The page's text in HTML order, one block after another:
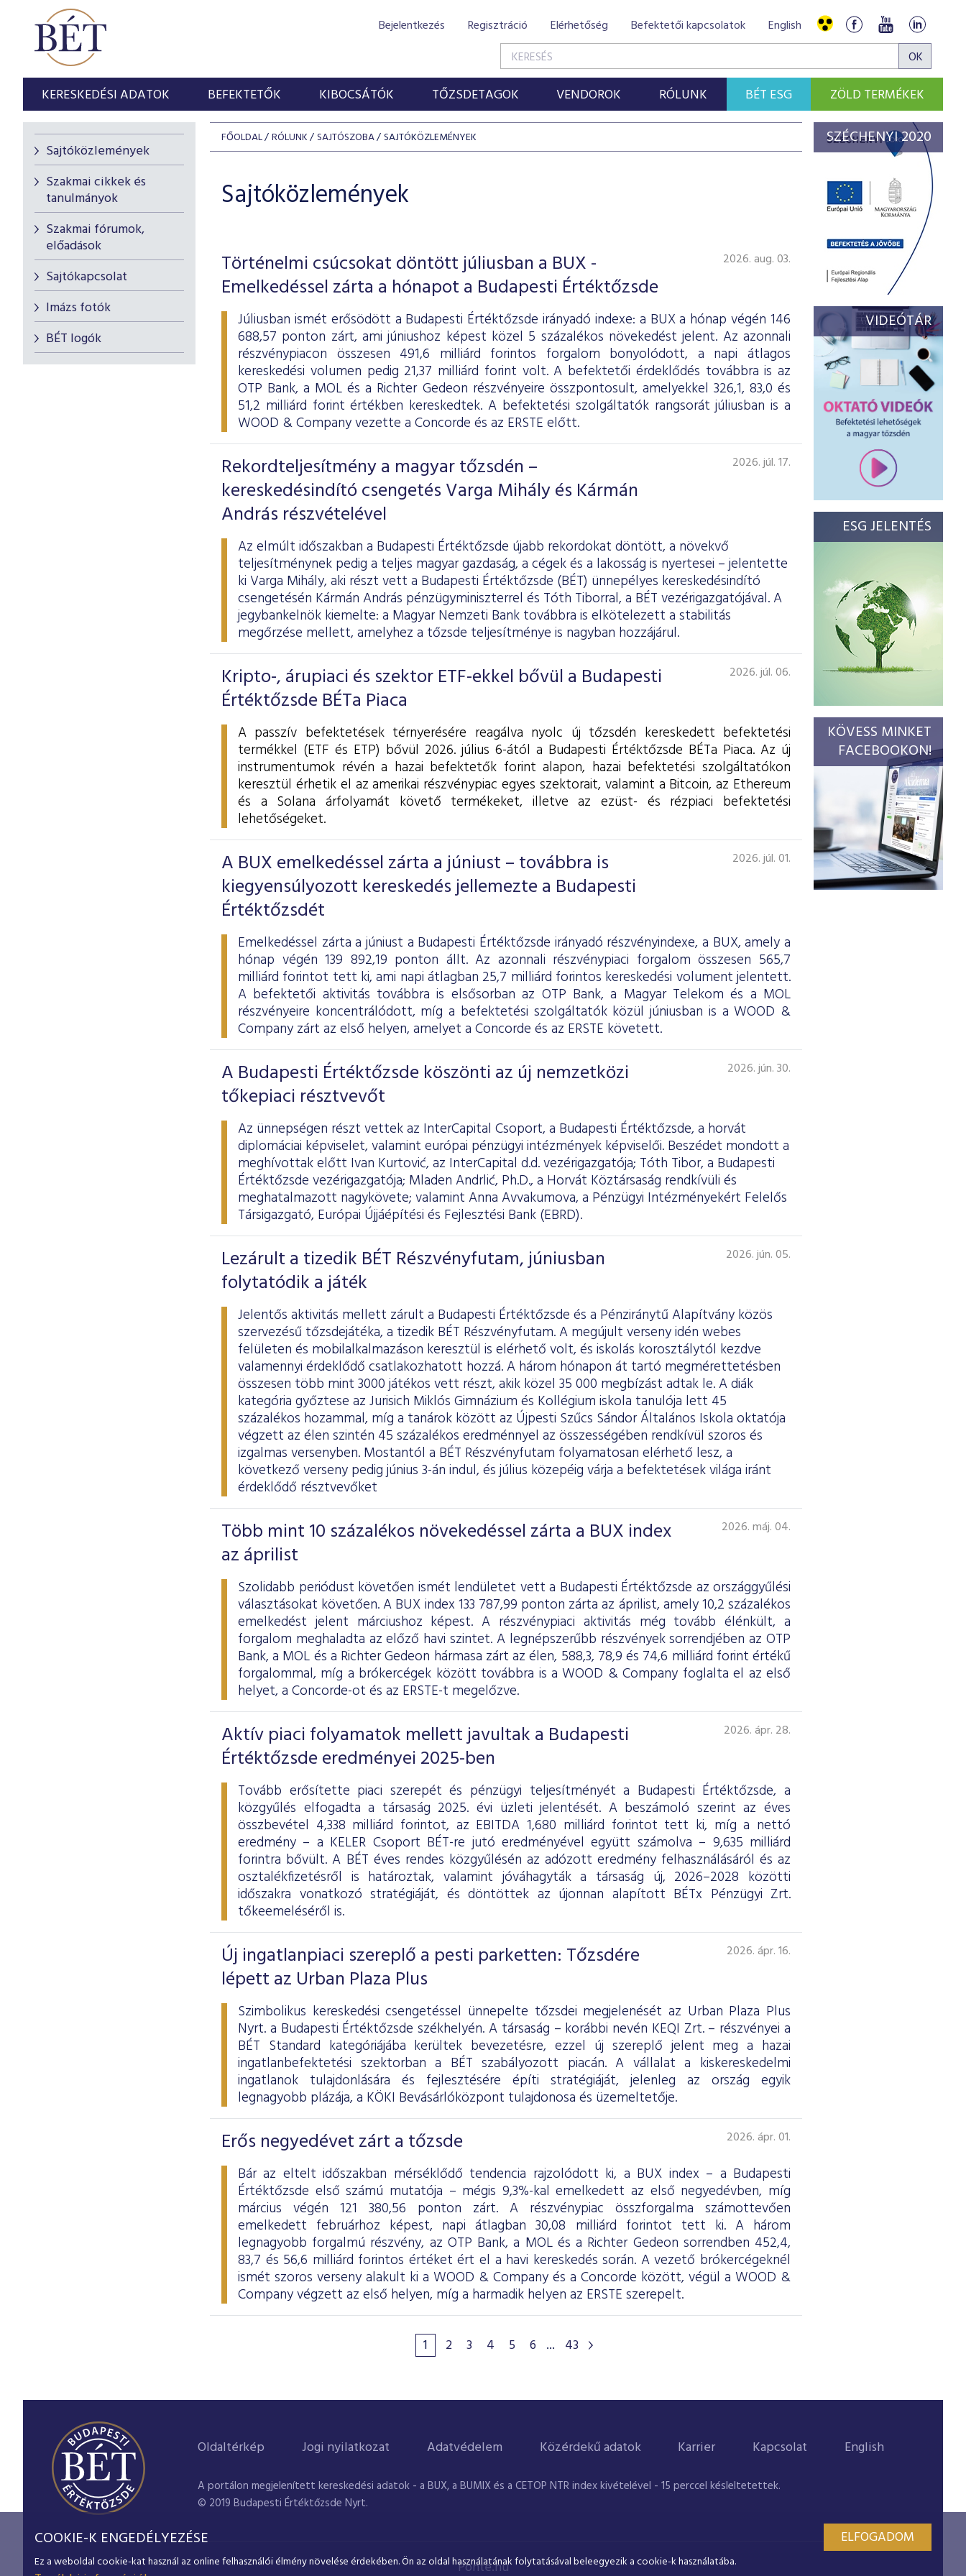
Bejelentkezés Regisztráció Elérhetőség Befektetői kapcsolatok English
KERESKEDÉSI ADATOK BEFEKTETŐK KIBOCSÁTÓK TŐZSDETAGOK VENDOROK RÓLUNK BÉT ESG ZÖLD TERMÉKEK
Sajtóközlemények
Szakmai cikkek és
tanulmányok
Szakmai fórumok,
előadások
Sajtókapcsolat
Imázs fotók
BÉT logók
FŐOLDAL RÓLUNK SAJTÓSZOBA SAJTÓKÖZLEMÉNYEK
Sajtóközlemények
Történelmi csúcsokat döntött júliusban a BUX -
Emelkedéssel zárta a hónapot a Budapesti Értéktőzsde
2026. aug. 03.
Júliusban ismét erősödött a Budapesti Értéktőzsde irányadó indexe: a BUX a hónap végén 146
688,57 ponton zárt, ami júniushoz képest közel 5 százalékos növekedést jelent. Az azonnali
részvénypiacon összesen 491,6 milliárd forintos forgalom bonyolódott, a napi átlagos
kereskedési volumen pedig 21,37 milliárd forint volt. A befektetői érdeklődés továbbra is az
OTP Bank, a MOL és a Richter Gedeon részvényeire összpontosult, amelyekkel 326,1, 83,0 és
51,2 milliárd forint értékben kereskedtek. A befektetési szolgáltatók rangsorát júliusban is a
WOOD & Company vezette a Concorde és az ERSTE előtt.
Rekordteljesítmény a magyar tőzsdén –
kereskedésindító csengetés Varga Mihály és Kármán
András részvételével
2026. júl. 17.
Az elmúlt időszakban a Budapesti Értéktőzsde újabb rekordokat döntött, a növekvő
teljesítménynek pedig a teljes magyar gazdaság, a cégek és a lakosság is nyertesei – jelentette
ki Varga Mihály, aki részt vett a Budapesti Értéktőzsde (BÉT) ünnepélyes kereskedésindító
csengetésén Kármán András pénzügyminiszterrel és Tóth Tiborral, a BÉT vezérigazgatójával. A
jegybankelnök kiemelte: a Magyar Nemzeti Bank továbbra is elkötelezett a stabilitás
megőrzése mellett, amelyhez a tőzsde teljesítménye is nagyban hozzájárul.
Kripto-, árupiaci és szektor ETF-ekkel bővül a Budapesti
Értéktőzsde BÉTa Piaca
2026. júl. 06.
A passzív befektetések térnyerésére reagálva nyolc új tőzsdén kereskedett befektetési
termékkel (ETF és ETP) bővül 2026. július 6-ától a Budapesti Értéktőzsde BÉTa Piaca. Az új
instrumentumok révén a hazai befektetők forint alapon, hazai befektetési szolgáltatókon
keresztül érhetik el az amerikai részvénypiac egyes szektorait, valamint a Bitcoin, az Ethereum
és a Solana árfolyamát követő termékeket, illetve az ezüst- és rézpiaci befektetési
lehetőségeket.
A BUX emelkedéssel zárta a júniust – továbbra is
kiegyensúlyozott kereskedés jellemezte a Budapesti
Értéktőzsdét
2026. júl. 01.
Emelkedéssel zárta a júniust a Budapesti Értéktőzsde irányadó részvényindexe, a BUX, amely a
hónap végén 139 892,19 ponton állt. Az azonnali részvénypiaci forgalom összesen 565,7
milliárd forintot tett ki, ami napi átlagban 25,7 milliárd forintos kereskedési volument jelentett.
A befektetői aktivitás továbbra is elsősorban az OTP Bank, a Magyar Telekom és a MOL
részvényeire koncentrálódott, míg a befektetési szolgáltatók közül júniusban is a WOOD &
Company zárt az első helyen, amelyet a Concorde és az ERSTE követett.
A Budapesti Értéktőzsde köszönti az új nemzetközi
tőkepiaci résztvevőt
2026. jún. 30.
Az ünnepségen részt vettek az InterCapital Csoport, a Budapesti Értéktőzsde, a horvát
diplomáciai képviselet, valamint európai pénzügyi intézmények képviselői. Beszédet mondott a
meghívottak előtt Ivan Kurtović, az InterCapital d.d. vezérigazgatója; Tóth Tibor, a Budapesti
Értéktőzsde vezérigazgatója; Mladen Andrlić, Ph.D., a Horvát Köztársaság rendkívüli és
meghatalmazott nagykövete; valamint Anna Avvakumova, a Pénzügyi Intézményekért Felelős
Társigazgató, Európai Újjáépítési és Fejlesztési Bank (EBRD).
Lezárult a tizedik BÉT Részvényfutam, júniusban
folytatódik a játék
2026. jún. 05.
Jelentős aktivitás mellett zárult a Budapesti Értéktőzsde és a Pénziránytű Alapítvány közös
szervezésű tőzsdejátéka, a tizedik BÉT Részvényfutam. A megújult verseny idén webes
felületen és mobilalkalmazáson keresztül is elérhető volt, és iskolás korosztálytól kezdve
valamennyi érdeklődő csatlakozhatott hozzá. A három hónapon át tartó megmérettetésben
összesen több mint 3000 játékos vett részt, akik közel 35 000 megbízást adtak le. A diák
kategória győztese az Jurisich Miklós Gimnázium és Kollégium iskola tanulója lett 45
százalékos hozammal, míg a tanárok között az Újpesti Szűcs Sándor Általános Iskola oktatója
végzett az élen szintén 45 százalékos eredménnyel az összességében rendkívül szoros és
izgalmas versenyben. Mostantól a BÉT Részvényfutam folyamatosan elérhető lesz, a
következő verseny pedig június 3-án indul, és július közepéig várja a befektetések világa iránt
érdeklődő résztvevőket
Több mint 10 százalékos növekedéssel zárta a BUX index
az áprilist
2026. máj. 04.
Szolidabb periódust követően ismét lendületet vett a Budapesti Értéktőzsde az országgyűlési
választásokat követően. A BUX index 133 787,99 ponton zárta az áprilist, amely 10,2 százalékos
emelkedést jelent márciushoz képest. A részvénypiaci aktivitás még tovább élénkült, a
forgalom meghaladta az előző havi szintet. A legnépszerűbb részvények sorrendjében az OTP
Bank, a MOL és a Richter Gedeon hármasa zárt az élen, 588,3, 78,9 és 74,6 milliárd forint értékű
forgalommal, míg a brókercégek között továbbra is a WOOD & Company foglalta el az első
helyet, a Concorde-ot és az ERSTE-t megelőzve.
Aktív piaci folyamatok mellett javultak a Budapesti
Értéktőzsde eredményei 2025-ben
2026. ápr. 28.
Tovább erősítette piaci szerepét és pénzügyi teljesítményét a Budapesti Értéktőzsde, a
közgyűlés elfogadta a társaság 2025. évi üzleti jelentését. A beszámoló szerint az éves
összbevétel 4,338 milliárd forintot, az EBITDA 1,680 milliárd forintot tett ki, míg a nettó
eredmény – a KELER Csoport BÉT-re jutó eredményével együtt számolva – 9,635 milliárd
forintra bővült. A BÉT éves rendes közgyűlésén az adózott eredmény felhasználásáról és az
osztalékfizetésről is határoztak, valamint jóváhagyták a társaság új, 2026–2028 közötti
időszakra vonatkozó stratégiáját, és döntöttek az újonnan alapított BÉTx Pénzügyi Zrt.
tőkeemeléséről is.
Új ingatlanpiaci szereplő a pesti parketten: Tőzsdére
lépett az Urban Plaza Plus
2026. ápr. 16.
Szimbolikus kereskedési csengetéssel ünnepelte tőzsdei megjelenését az Urban Plaza Plus
Nyrt. a Budapesti Értéktőzsde székhelyén. A társaság – korábbi nevén KEQI Zrt. – részvényei a
BÉT Standard kategóriájába kerültek bevezetésre, ezzel új szereplő jelent meg a hazai
ingatlanbefektetési szektorban a BÉT szabályozott piacán. A vállalat a kiskereskedelmi
ingatlanok tulajdonlására és fejlesztésére építi stratégiáját, jelenleg az ország egyik
legnagyobb plázája, a KÖKI Bevásárlóközpont tulajdonosa és üzemeltetője.
Erős negyedévet zárt a tőzsde 2026. ápr. 01.
Bár az eltelt időszakban mérséklődő tendencia rajzolódott ki, a BUX index – a Budapesti
Értéktőzsde első számú mutatója – mégis 9,3%-kal emelkedett az első negyedévben, míg
március végén 121 380,56 ponton zárt. A részvénypiac összforgalma számottevően
emelkedett februárhoz képest, napi átlagban 30,08 milliárd forintot tett ki. A három
legnagyobb forgalmú részvény, az OTP Bank, a MOL és a Richter Gedeon sorrendben 452,4,
83,7 és 56,6 milliárd forintos értéket ért el a havi kereskedés során. A vezető brókercégeknél
ismét szoros verseny alakult ki a WOOD & Company és a Concorde között, végül a WOOD &
Company végzett az első helyen, míg a harmadik helyen az ERSTE szerepelt.
1 2 3 4 5 6 ... 43
SZÉCHENYI 2020
VIDEÓTÁR
ESG JELENTÉS
KÖVESS MINKET
FACEBOOKON!
Oldaltérkép Jogi nyilatkozat Adatvédelem Közérdekű adatok Karrier Kapcsolat English
A portálon megjelenített kereskedési adatok - a BUX, a BUMIX és a CETOP NTR index kivételével - 15 perccel késleltetettek.
© 2019 Budapesti Értéktőzsde Nyrt.
Ponte.hu
COOKIE-K ENGEDÉLYEZÉSE
Ez a weboldal cookie-kat használ az online felhasználói élmény növelése érdekében. Ön az oldal használatának folytatásával beleegyezik a cookie-k használatába.
ELFOGADOM